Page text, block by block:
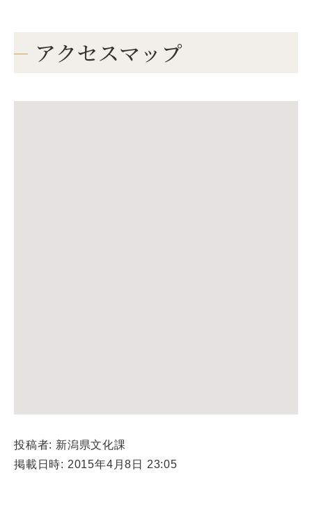
アクセスマップ
投稿者: 新潟県文化課
掲載日時: 2015年4月8日 23:05